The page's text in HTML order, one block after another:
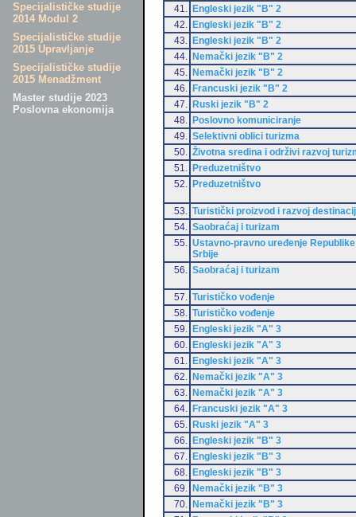
Specijalističke studije
2014 Modul 2
Specijalističke studije
2015 Upravljanje
Specijalističke studije
2015 Menadžment
Master studije 2023
Poslovna ekonomija
41.
Engleski jezik "B" 2
42.
Engleski jezik "B" 2
43.
Engleski jezik "B" 2
44.
Nemački jezik "B" 2
45.
Nemački jezik "B" 2
46.
Francuski jezik "B" 2
47.
Ruski jezik "B" 2
48.
Poslovno komuniciranje
49.
Selektivni oblici turizma
50.
Životna sredina i održivi razvoj
51.
Preduzetništvo
52.
Preduzetništvo
53.
Turistički proizvod i razvoj
54.
Saobraćaj i turizam
55.
Ustavno-pravno uređenje Republike
Srbije
56.
Saobraćaj i turizam
57.
Turističko vođenje
58.
Turističko vođenje
59.
Engleski jezik "A" 3
60.
Engleski jezik "A" 3
61.
Engleski jezik "A" 3
62.
Nemački jezik "A" 3
63.
Nemački jezik "A" 3
64.
Francuski jezik "A" 3
65.
Ruski jezik "A" 3
66.
Engleski jezik "B" 3
67.
Engleski jezik "B" 3
68.
Engleski jezik "B" 3
69.
Nemački jezik "B" 3
70.
Nemački jezik "B" 3